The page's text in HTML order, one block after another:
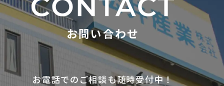
お問い合わせ
お電話でのご相談も随時受付中！